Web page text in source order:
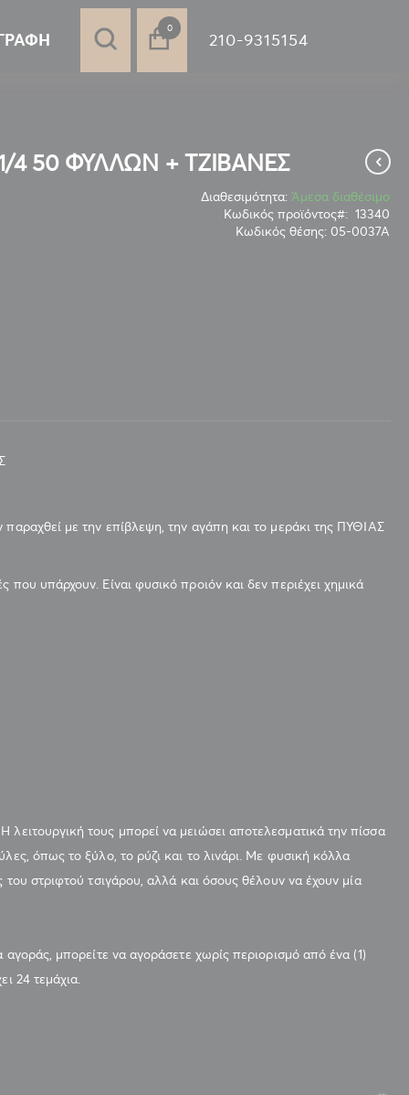
0στοιχεία
210-9315154
4 50 ΦΥΛΛΩΝ + ΤΖΙΒΑΝΕΣ
Διαθεσιμότητα: Άμεσα διαθέσιμο
Κωδικός προϊόντος
13340
Κωδικός θέσης: 05-0037Α
με την επίβλεψη, την αγάπη και το μεράκι της ΠΥΘΙΑΣ
υπάρχουν. Είναι φυσικό προιόν και δεν περιέχει χημικά
τους μπορεί να μειώσει αποτελεσματικά την πίσσα
όπως το ξύλο, το ρύζι και το λινάρι. Με φυσική κόλλα
στριφτού τσιγάρου, αλλά και όσους θέλουν να έχουν μία
μπορείτε να αγοράσετε χωρίς περιορισμό από ένα (1)
24 τεμάχια.